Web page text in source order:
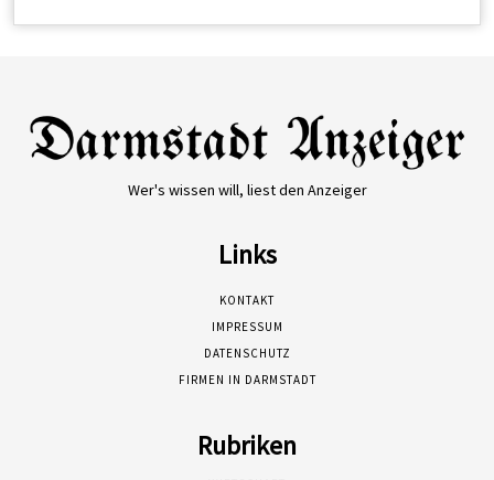
Wer's wissen will, liest den Anzeiger
Links
KONTAKT
IMPRESSUM
DATENSCHUTZ
FIRMEN IN DARMSTADT
Rubriken